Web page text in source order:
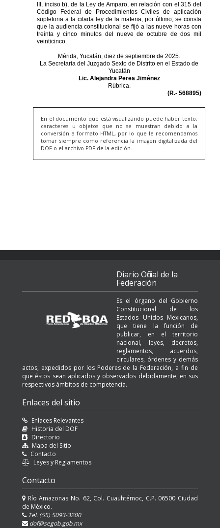
En el documento que está visualizando puede haber texto,
caracteres u objetos que no se muestran debido a la
conversión a formato HTML, por lo que le recomendamos
tomar siempre como referencia la imagen digitalizada del
DOF o el archivo PDF de la edición.
Diario Oficial de la
Federación
Es el órgano del Gobierno
Constitucional de los
Estados Unidos Mexicanos,
que tiene la función de
publicar, en el territorio
nacional, leyes, decretos,
reglamentos, acuerdos,
circulares, órdenes y demás
actos, expedidos por los Poderes de la Federación, a fin de
que éstos sean aplicados y observados debidamente, en sus
respectivos ámbitos de competencia.
Enlaces del sitio
Enlaces Relevantes
Historia del DOF
Directorio
Mapa del Sitio
Contacto
Leyes y Reglamentos
Contacto
Río Amazonas No. 62, Col. Cuauhtémoc, C.P. 06500 Ciudad
de México.
Tel. (55) 5093-3200
dof@segob.gob.mx